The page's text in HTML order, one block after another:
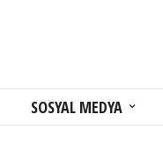
SOSYAL MEDYA